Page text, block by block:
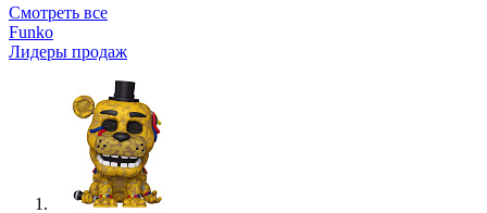
Смотреть все
Funko
Лидеры продаж